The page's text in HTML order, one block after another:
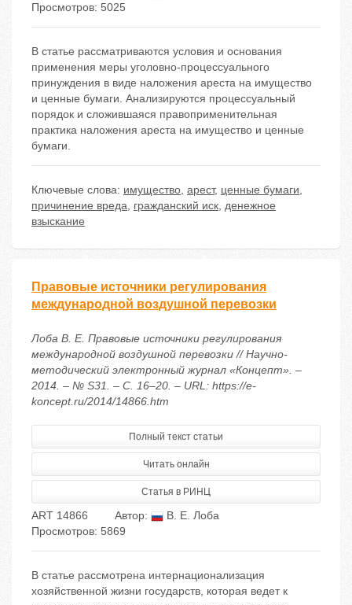
Просмотров: 5025
В статье рассматриваются условия и основания
применения меры уголовно-процессуального
принуждения в виде наложения ареста на имущество
и ценные бумаги. Анализируются процессуальный
порядок и сложившаяся правоприменительная
практика наложения ареста на имущество и ценные
бумаги.
Ключевые слова: имущество, арест, ценные бумаги,
причинение вреда, гражданский иск, денежное
взыскание
Правовые источники регулирования
международной воздушной перевозки
Лоба В. Е. Правовые источники регулирования
международной воздушной перевозки // Научно-
методический электронный журнал «Концепт». –
2014. – № S31. – С. 16–20. – URL: https://e-
koncept.ru/2014/14866.htm
Полный текст статьи
Читать онлайн
Статья в РИНЦ
ART 14866 Автор:
В. Е. Лоба
Просмотров: 5869
В статье рассмотрена интернационализация
хозяйственной жизни государств, которая ведет к